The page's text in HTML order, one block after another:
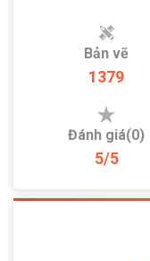
Bản vẽ
1379
Đánh giá(0)
5/5